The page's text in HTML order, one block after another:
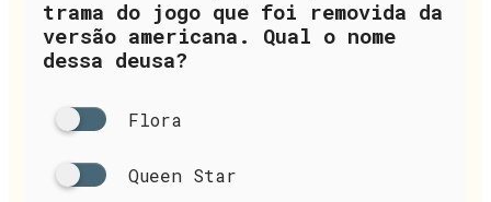
trama do jogo que foi removida da
versão americana. Qual o nome
dessa deusa?
Flora
Queen Star